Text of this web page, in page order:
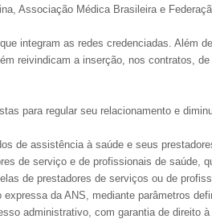
Associação Médica Brasileira e
integram as redes credenciadas. Além
reivindicam a inserção, nos contratos,
para regular seu relacionamento e
de assistência à saúde e seus
de serviço e de profissionais de saúde,
de prestadores de serviços ou de
da ANS, mediante parâmetros
administrativo, com garantia de direito